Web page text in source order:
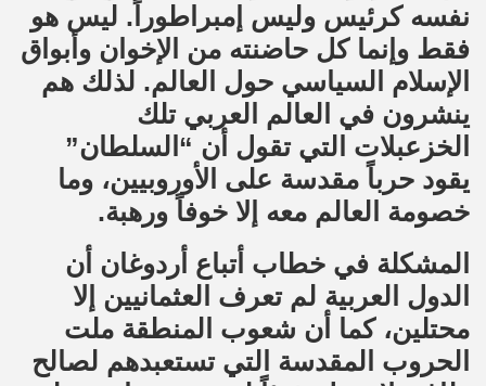
نفسه كرئيس وليس إمبراطوراً. ليس هو
فقط وإنما كل حاضنته من الإخوان وأبواق
الإسلام السياسي حول العالم. لذلك هم
ينشرون في العالم العربي تلك
الخزعبلات التي تقول أن “السلطان”
يقود حرباً مقدسة على الأوروبيين، وما
خصومة العالم معه إلا خوفاً ورهبة.
المشكلة في خطاب أتباع أردوغان أن
الدول العربية لم تعرف العثمانيين إلا
محتلين، كما أن شعوب المنطقة ملت
الحروب المقدسة التي تستعبدهم لصالح